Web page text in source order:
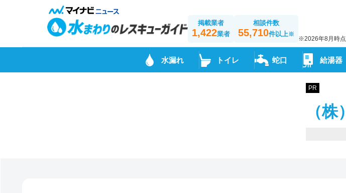
掲載業者
1,422業者
相談件数
55,710件以上※
※2026年8月時点
水漏れ トイレ 蛇口 給湯器
PR
（